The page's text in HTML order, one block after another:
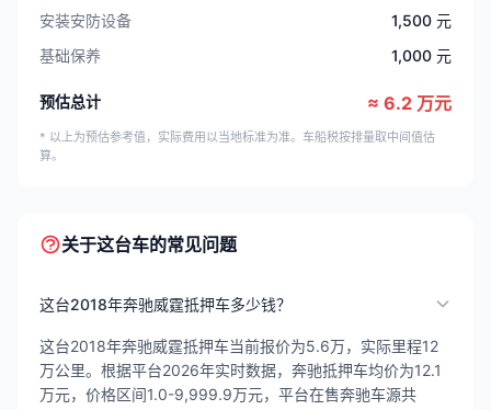
安装安防设备
1,500 元
基础保养
1,000 元
预估总计 ≈ 6.2 万元
* 以上为预估参考值，实际费用以当地标准为准。车船税按排量取中间值估
算。
关于这台车的常见问题
这台2018年奔驰威霆抵押车多少钱？
这台2018年奔驰威霆抵押车当前报价为5.6万，实际里程12
万公里。根据平台2026年实时数据，奔驰抵押车均价为12.1
万元，价格区间1.0-9,999.9万元，平台在售奔驰车源共